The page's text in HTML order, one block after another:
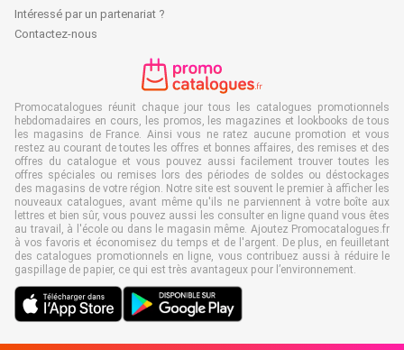
Intéressé par un partenariat ?
Contactez-nous
Promocatalogues réunit chaque jour tous les catalogues promotionnels
hebdomadaires en cours, les promos, les magazines et lookbooks de tous
les magasins de France. Ainsi vous ne ratez aucune promotion et vous
restez au courant de toutes les offres et bonnes affaires, des remises et des
offres du catalogue et vous pouvez aussi facilement trouver toutes les
offres spéciales ou remises lors des périodes de soldes ou déstockages
des magasins de votre région. Notre site est souvent le premier à afficher les
nouveaux catalogues, avant même qu'ils ne parviennent à votre boîte aux
lettres et bien sûr, vous pouvez aussi les consulter en ligne quand vous êtes
au travail, à l'école ou dans le magasin même. Ajoutez Promocatalogues.fr
à vos favoris et économisez du temps et de l'argent. De plus, en feuilletant
des catalogues promotionnels en ligne, vous contribuez aussi à réduire le
gaspillage de papier, ce qui est très avantageux pour l’environnement.